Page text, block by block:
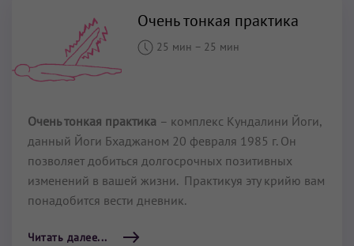
Очень тонкая практика
25 мин – 25 мин
Очень тонкая практика – комплекс Кундалини Йоги,
данный Йоги Бхаджаном 20 февраля 1985 г. Он
позволяет добиться долгосрочных позитивных
изменений в вашей жизни. Практикуя эту крийю вам
понадобится вести дневник.
Читать далее...